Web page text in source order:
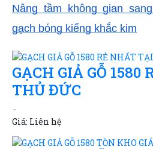
Nâng tầm không gian
gạch bóng kiếng khắc kim
GẠCH GIẢ GỖ
THỦ ĐỨC
Giá: Liên hệ